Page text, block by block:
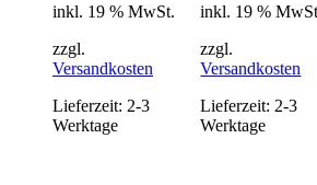
inkl. 19 % MwSt.
zzgl.
Versandkosten
Lieferzeit: 2-3
Werktage
inkl. 19 %
zzgl.
Versandkosten
Lieferzeit: 2-3
Werktage